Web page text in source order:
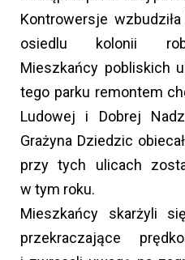
Kontrowersje
osiedlu kolonii
Mieszkańcy pobliskich
tego parku remontem
Ludowej i Dobrej
Grażyna Dziedzic
przy tych ulicach
w tym roku.
Mieszkańcy skarżyli
przekraczające